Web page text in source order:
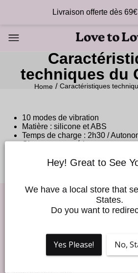
Livraison offerte dès
techniques du
Home Caractéristiques
10 modes de vibration
Matière : silicone et ABS
Temps de charge : 2h30 /
Chargeur magnétique
Good Vibes !
Rejoins notre Love to Love newsletter et
réduction sur ta première commande ! ❤️
Hey! Great to See
We have a local store that
States.
Do you want to
Yes Please! No,